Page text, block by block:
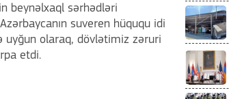
beynəlxaql sərhədləri
suveren hüququ idi
uyğun olaraq, dövlətimiz zəruri
etdi.